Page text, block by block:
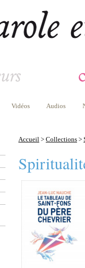
Vidéos Audios
Accueil > Collections >